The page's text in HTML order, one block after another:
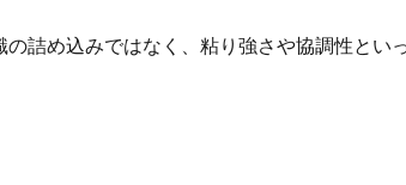
詰め込みではなく、粘り強さや協調性とい